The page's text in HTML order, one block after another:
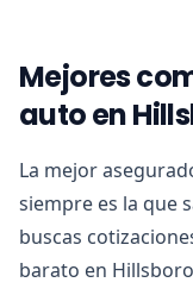
Mejores
auto en
La mejor
siempre es la que
buscas
barato en